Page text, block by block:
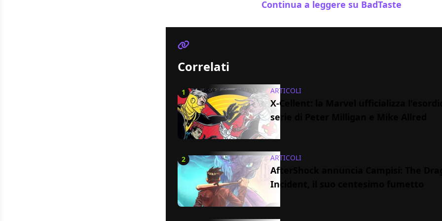
Continua a leggere su BadTaste
Correlati
1 ARTICOLI
X-Cellent: la Marvel ufficializza
serie di Peter Milligan e Mike Allred
2 ARTICOLI
AfterShock annuncia Campisi: The
Incident, il suo centesimo fumetto